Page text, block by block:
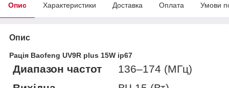
Опис Характеристики Доставка Оплата Умови
Опис
Рація Baofeng UV9R plus 15W ip67
Диапазон частот
136–174 (МГц)